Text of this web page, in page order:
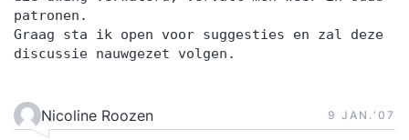
patronen.
Graag sta ik open voor suggesties en zal deze
discussie nauwgezet volgen.
Nicoline Roozen 9 JAN.‘07